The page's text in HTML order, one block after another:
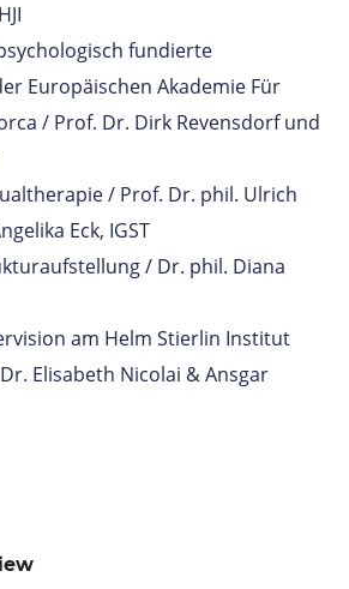
fundierte
Europäischen Akademie Für
/ Prof. Dr. Dirk Revensdorf und
/ Prof. Dr. phil. Ulrich
Eck, IGST
/ Dr. phil. Diana
am Helm Stierlin Institut
Elisabeth Nicolai & Ansgar